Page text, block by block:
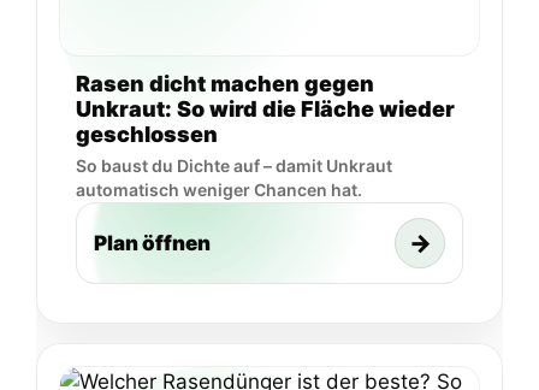
Rasen dicht machen gegen
Unkraut: So wird die Fläche wieder
geschlossen
So baust du Dichte auf – damit Unkraut
automatisch weniger Chancen hat.
Plan öffnen →